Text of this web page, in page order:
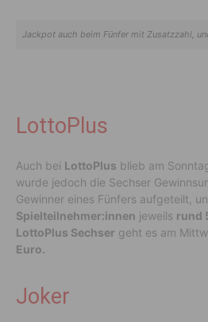
Jackpot auch beim Fünfer mit Zusatzzahl,
LottoPlus
Auch bei LottoPlus blieb am
wurde jedoch die Sechser
Gewinner eines Fünfers aufgeteilt,
Spielteilnehmer:innen jeweils rund
LottoPlus Sechser geht es am
Euro.
Joker